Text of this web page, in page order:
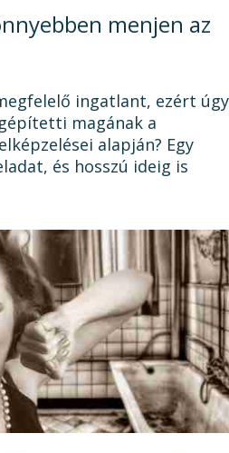
menjen az
ingatlant, ezért úgy
magának a
alapján? Egy
és hosszú ideig is